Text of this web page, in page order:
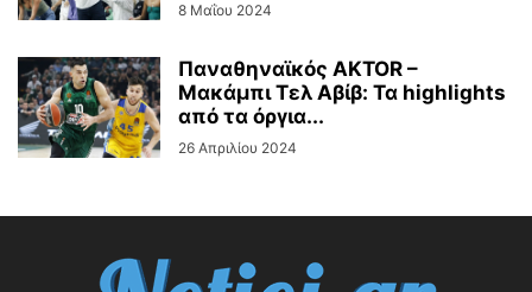
8 Μαΐου 2024
Παναθηναϊκός AKTOR –
Μακάμπι Τελ Αβίβ: Τα highlights
από τα όργια...
26 Απριλίου 2024